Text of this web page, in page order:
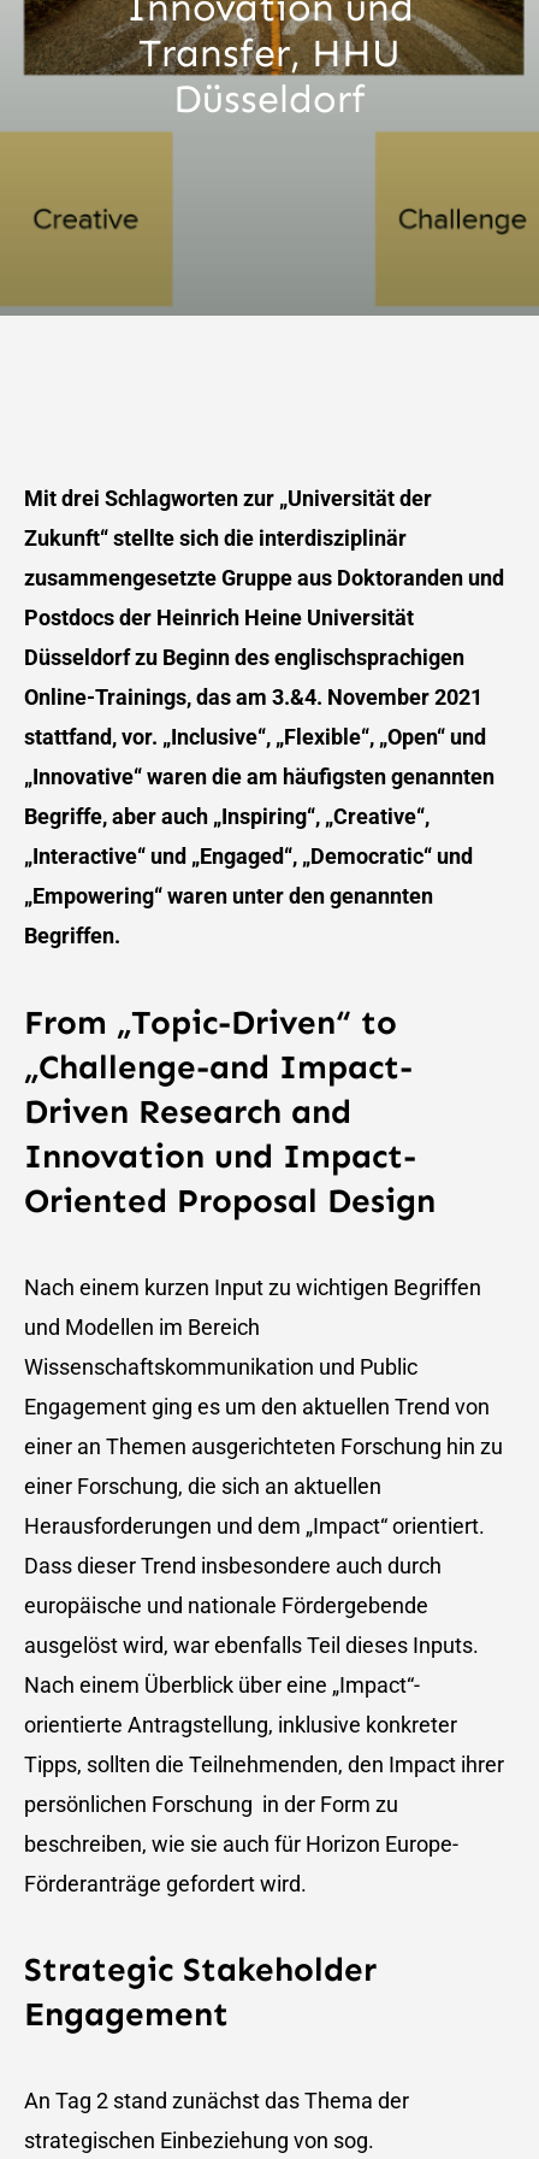
Transfer, HHU
Düsseldorf
Mit drei Schlagworten zur „Universität der
Zukunft“ stellte sich die interdisziplinär
zusammengesetzte Gruppe aus Doktoranden und
Postdocs der Heinrich Heine Universität
Düsseldorf zu Beginn des englischsprachigen
Online-Trainings, das am 3.&4. November 2021
stattfand, vor. „Inclusive“, „Flexible“, „Open“ und
„Innovative“ waren die am häufigsten genannten
Begriffe, aber auch „Inspiring“, „Creative“,
„Interactive“ und „Engaged“, „Democratic“ und
„Empowering“ waren unter den genannten
Begriffen.
From „Topic-Driven“ to
„Challenge-and Impact-
Driven Research and
Innovation und Impact-
Oriented Proposal Design
Nach einem kurzen Input zu wichtigen Begriffen
und Modellen im Bereich
Wissenschaftskommunikation und Public
Engagement ging es um den aktuellen Trend von
einer an Themen ausgerichteten Forschung hin zu
einer Forschung, die sich an aktuellen
Herausforderungen und dem „Impact“ orientiert.
Dass dieser Trend insbesondere auch durch
europäische und nationale Fördergebende
ausgelöst wird, war ebenfalls Teil dieses Inputs.
Nach einem Überblick über eine „Impact“-
orientierte Antragstellung, inklusive konkreter
Tipps, sollten die Teilnehmenden, den Impact ihrer
persönlichen Forschung in der Form zu
beschreiben, wie sie auch für Horizon Europe-
Förderanträge gefordert wird.
Strategic Stakeholder
Engagement
An Tag 2 stand zunächst das Thema der
strategischen Einbeziehung von sog.